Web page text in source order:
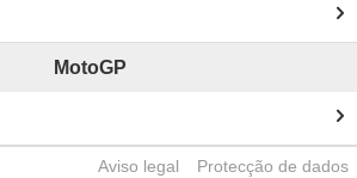
MotoGP
Aviso legal Protecção de dados